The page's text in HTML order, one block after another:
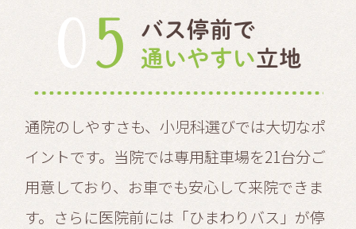
05
バス停前で
通いやすい立地
通院のしやすさも、小児科選びでは大切なポ
イントです。当院では専用駐車場を21台分ご
用意しており、お車でも安心して来院できま
す。さらに医院前には「ひまわりバス」が停